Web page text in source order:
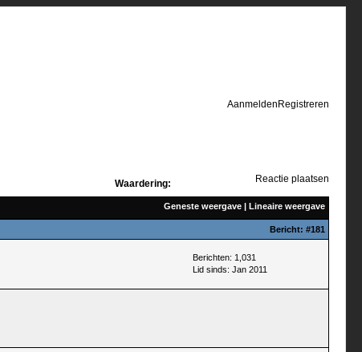
Aanmelden Registreren
Reactie plaatsen
Waardering:
Geneste weergave| Lineaire weergave
Bericht: #181
Berichten: 1,031
Lid sinds: Jan 2011